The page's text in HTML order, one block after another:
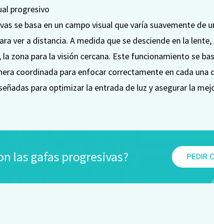
progresivo
se basa en un campo visual que varía suavemente de
ver a distancia. A medida que se desciende en la
zona para la visión cercana. Este funcionamiento se
coordinada para enfocar correctamente en cada una
para optimizar la entrada de luz y asegurar la
las gafas progresivas? PEDIR